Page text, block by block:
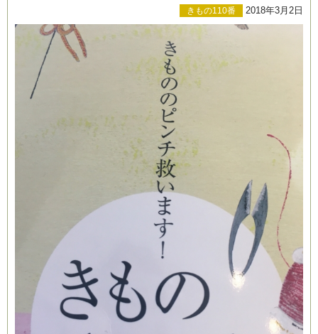
ブログ
きもの110番 2018年3月2日